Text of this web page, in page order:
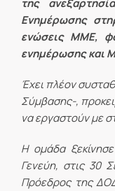
της
Ενημέρωσης
ενώσεις ΜΜΕ,
ενημέρωσης και
Έχει πλέον
Σύμβασης-,
να εργαστούν με
Η ομάδα
Γενεύη, στις 30
Πρόεδρος της